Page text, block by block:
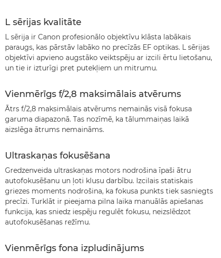
L sērijas kvalitāte
L sērija ir Canon profesionālo objektīvu klāsta labākais
paraugs, kas pārstāv labāko no precīzās EF optikas. L sērijas
objektīvi apvieno augstāko veiktspēju ar izcili ērtu lietošanu,
un tie ir izturīgi pret putekļiem un mitrumu.
Vienmērīgs f/2,8 maksimālais atvērums
Ātrs f/2,8 maksimālais atvērums nemainās visā fokusa
garuma diapazonā. Tas nozīmē, ka tālummaiņas laikā
aizslēga ātrums nemaināms.
Ultraskaņas fokusēšana
Gredzenveida ultraskaņas motors nodrošina īpaši ātru
autofokusēšanu un ļoti klusu darbību. Izcilais statiskais
griezes moments nodrošina, ka fokusa punkts tiek sasniegts
precīzi. Turklāt ir pieejama pilna laika manuālās apiešanas
funkcija, kas sniedz iespēju regulēt fokusu, neizslēdzot
autofokusēšanas režīmu.
Vienmērīgs fona izpludinājums